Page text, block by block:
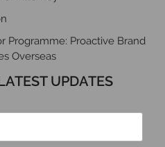
Programme: Proactive Brand
Overseas
UPDATES